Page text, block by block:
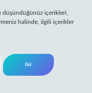
düşündüğünüz içerikleri,
halinde, ilgili içerikler